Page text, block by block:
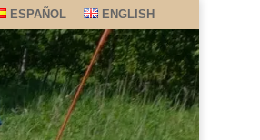
ESPAÑOL ENGLISH